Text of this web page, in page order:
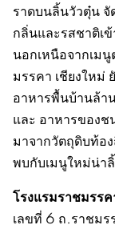
ราดบนลิ้นวัวตุ๋น
กลิ่นและรสชาติเ
นอกเหนือจากเม
มรรคา เชียงใหม่
อาหารพื้นบ้านล้า
และ อาหารของช
มาจากวัตถุดิบท้อ
พบกับเมนูใหม่น่า
โรงแรมราชมรรค
เลขที่ 6 ถ.ราชม